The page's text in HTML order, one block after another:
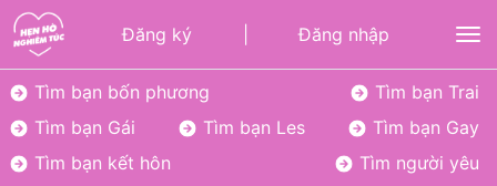
Đăng ký Đăng nhập
Tìm bạn bốn phương
Tìm bạn Trai
Tìm bạn Gái
Tìm bạn Les
Tìm bạn Gay
Tìm bạn kết hôn
Tìm người yêu